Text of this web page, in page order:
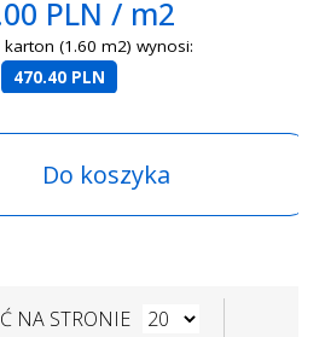
PLN / m2
(1.60 m2) wynosi:
470.40 PLN
Do koszyka
NA STRONIE